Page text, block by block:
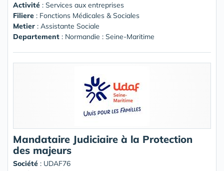
Activité : Services aux entreprises
Filiere : Fonctions Médicales & Sociales
Metier : Assistante Sociale
Departement : Normandie : Seine-Maritime
Mandataire Judiciaire à la Protection
des majeurs
Société : UDAF76